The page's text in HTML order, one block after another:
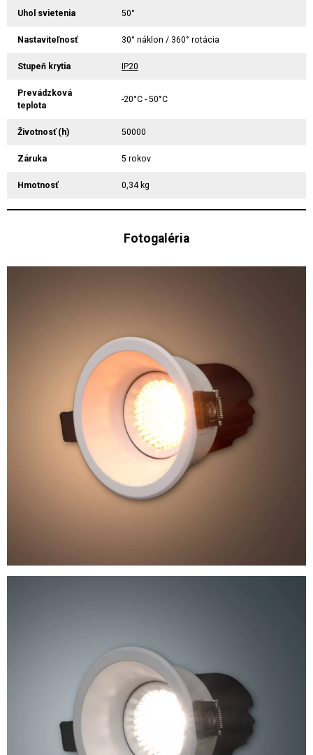
Uhol svietenia 50°
Nastaviteľnosť 30° náklon / 360° rotácia
Stupeň krytia IP20
Prevádzková
teplota
-20°C - 50°C
Životnosť (h) 50000
Záruka 5 rokov
Hmotnosť 0,34 kg
Fotogaléria